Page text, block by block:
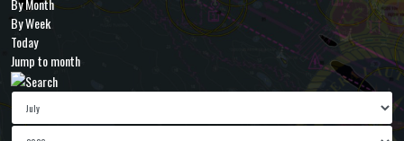
By Month
By Week
Today
Jump to month
Geohub